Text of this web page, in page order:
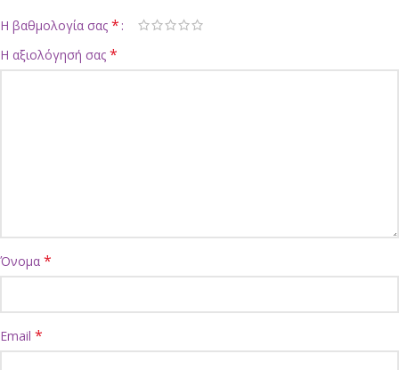
Η βαθμολογία σας *
Η αξιολόγησή σας *
Όνομα *
Email *